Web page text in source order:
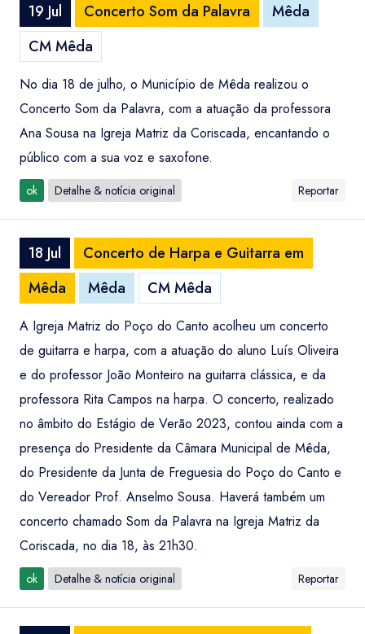
19 Jul Concerto Som da Palavra
Mêda
CM Mêda
No dia 18 de julho, o Município de Mêda realizou o
Concerto Som da Palavra, com a atuação da professora
Ana Sousa na Igreja Matriz da Coriscada, encantando o
público com a sua voz e saxofone.
ok Detalhe & notícia original Reportar
18 Jul
Concerto de Harpa e Guitarra em
Mêda
Mêda CM Mêda
A Igreja Matriz do Poço do Canto acolheu um concerto
de guitarra e harpa, com a atuação do aluno Luís Oliveira
e do professor João Monteiro na guitarra clássica, e da
professora Rita Campos na harpa. O concerto, realizado
no âmbito do Estágio de Verão 2023, contou ainda com a
presença do Presidente da Câmara Municipal de Mêda,
do Presidente da Junta de Freguesia do Poço do Canto e
do Vereador Prof. Anselmo Sousa. Haverá também um
concerto chamado Som da Palavra na Igreja Matriz da
Coriscada, no dia 18, às 21h30.
ok Detalhe & notícia original Reportar